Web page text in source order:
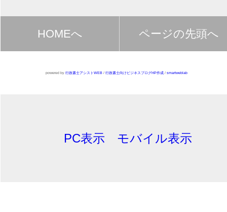
HOMEへ ページの先頭へ
powered by 行政書士アシストWEB / 行政書士向けビジネスブログHP作成 / smartweblab
PC表示 モバイル表示